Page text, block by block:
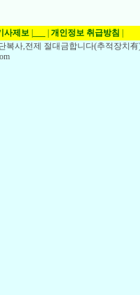
사제보 개인정보 취급방침
복사,전제 절대금합니다(추적장치